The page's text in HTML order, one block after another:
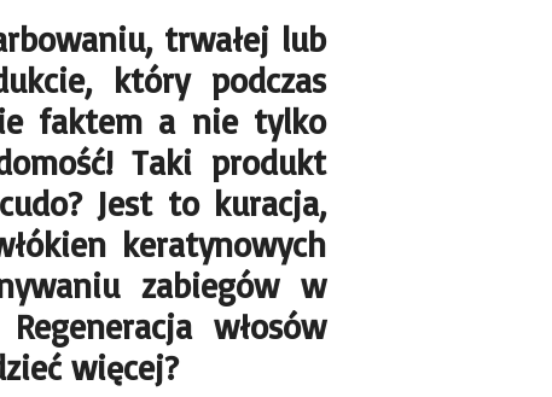
trwałej lub
który podczas
faktem a nie tylko
Taki produkt
Jest to kuracja,
keratynowych
zabiegów w
włosów
więcej?